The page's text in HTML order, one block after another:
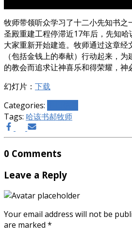
牧师带领听众学习了十二小先知书之
圣殿重建工程停滞近17年后，先知
大家重新开始建造。牧师通过这章经
（包括金钱上的奉献）行动起来，
的教会而追求让神喜乐和得荣耀，神
幻灯片： 下载
Categories:
Tags: 哈该书郝牧师
0 Comments
Leave a Reply
Your email address will not be
are marked *